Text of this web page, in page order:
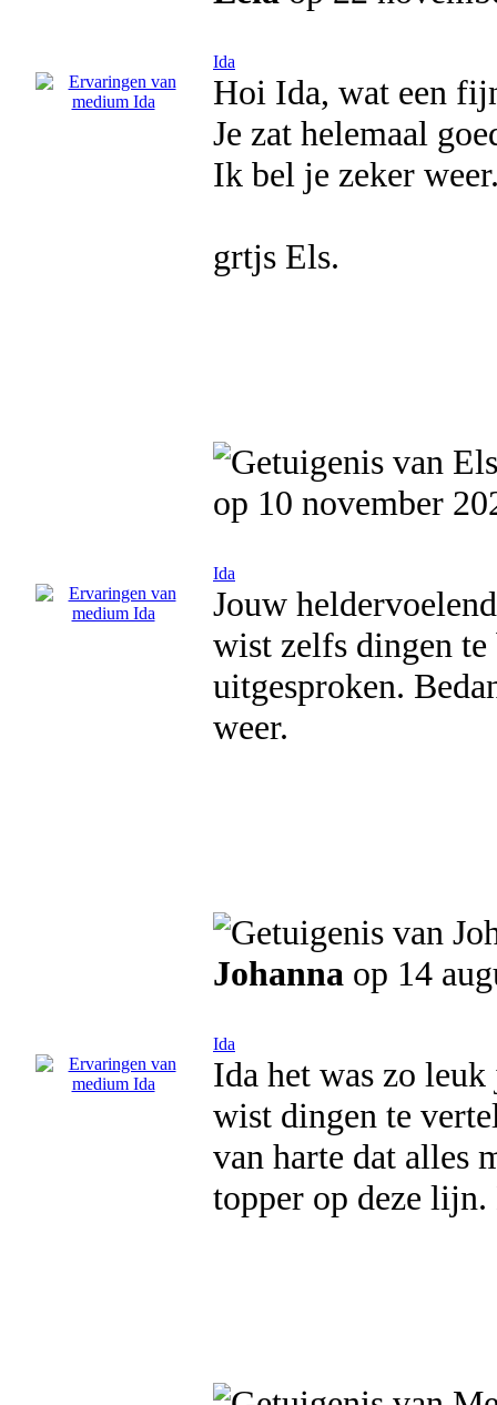
Ida
Hoi Ida, wat een
Je zat helemaal
Ik bel je zeker
grtjs Els.
op 10 november
Ida
Jouw
wist zelfs dingen
uitgesproken.
weer.
Johanna op 14
Ida
Ida het was zo
wist dingen te
van harte dat alles
topper op deze